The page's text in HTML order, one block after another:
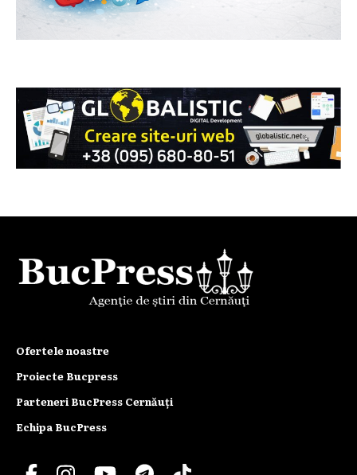
Ofertele noastre
Proiecte Bucpress
Parteneri BucPress Cernăuți
Echipa BucPress